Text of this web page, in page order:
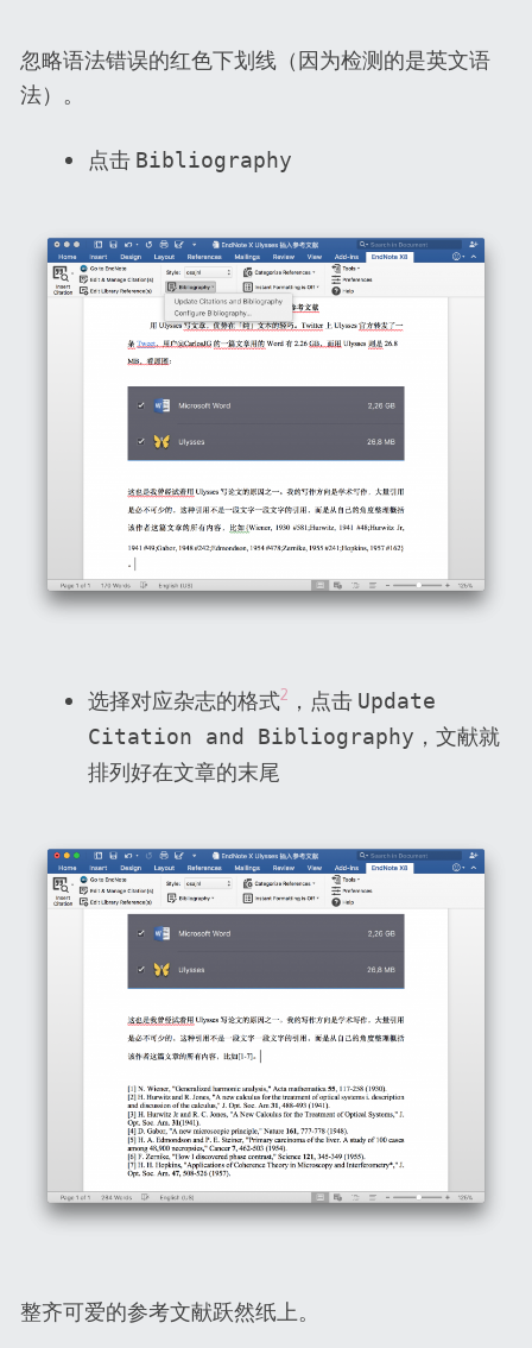
忽略语法错误的红色下划线（因为检测的是英文语
法）。
点击 Bibliography
选择对应杂志的格式2 ，点击 Update
Citation and Bibliography ，文献就
排列好在文章的末尾
整齐可爱的参考文献跃然纸上。